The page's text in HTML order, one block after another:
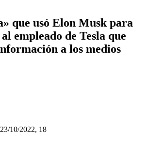
que usó Elon Musk para
empleado de Tesla que
a los medios
10/2022, 18